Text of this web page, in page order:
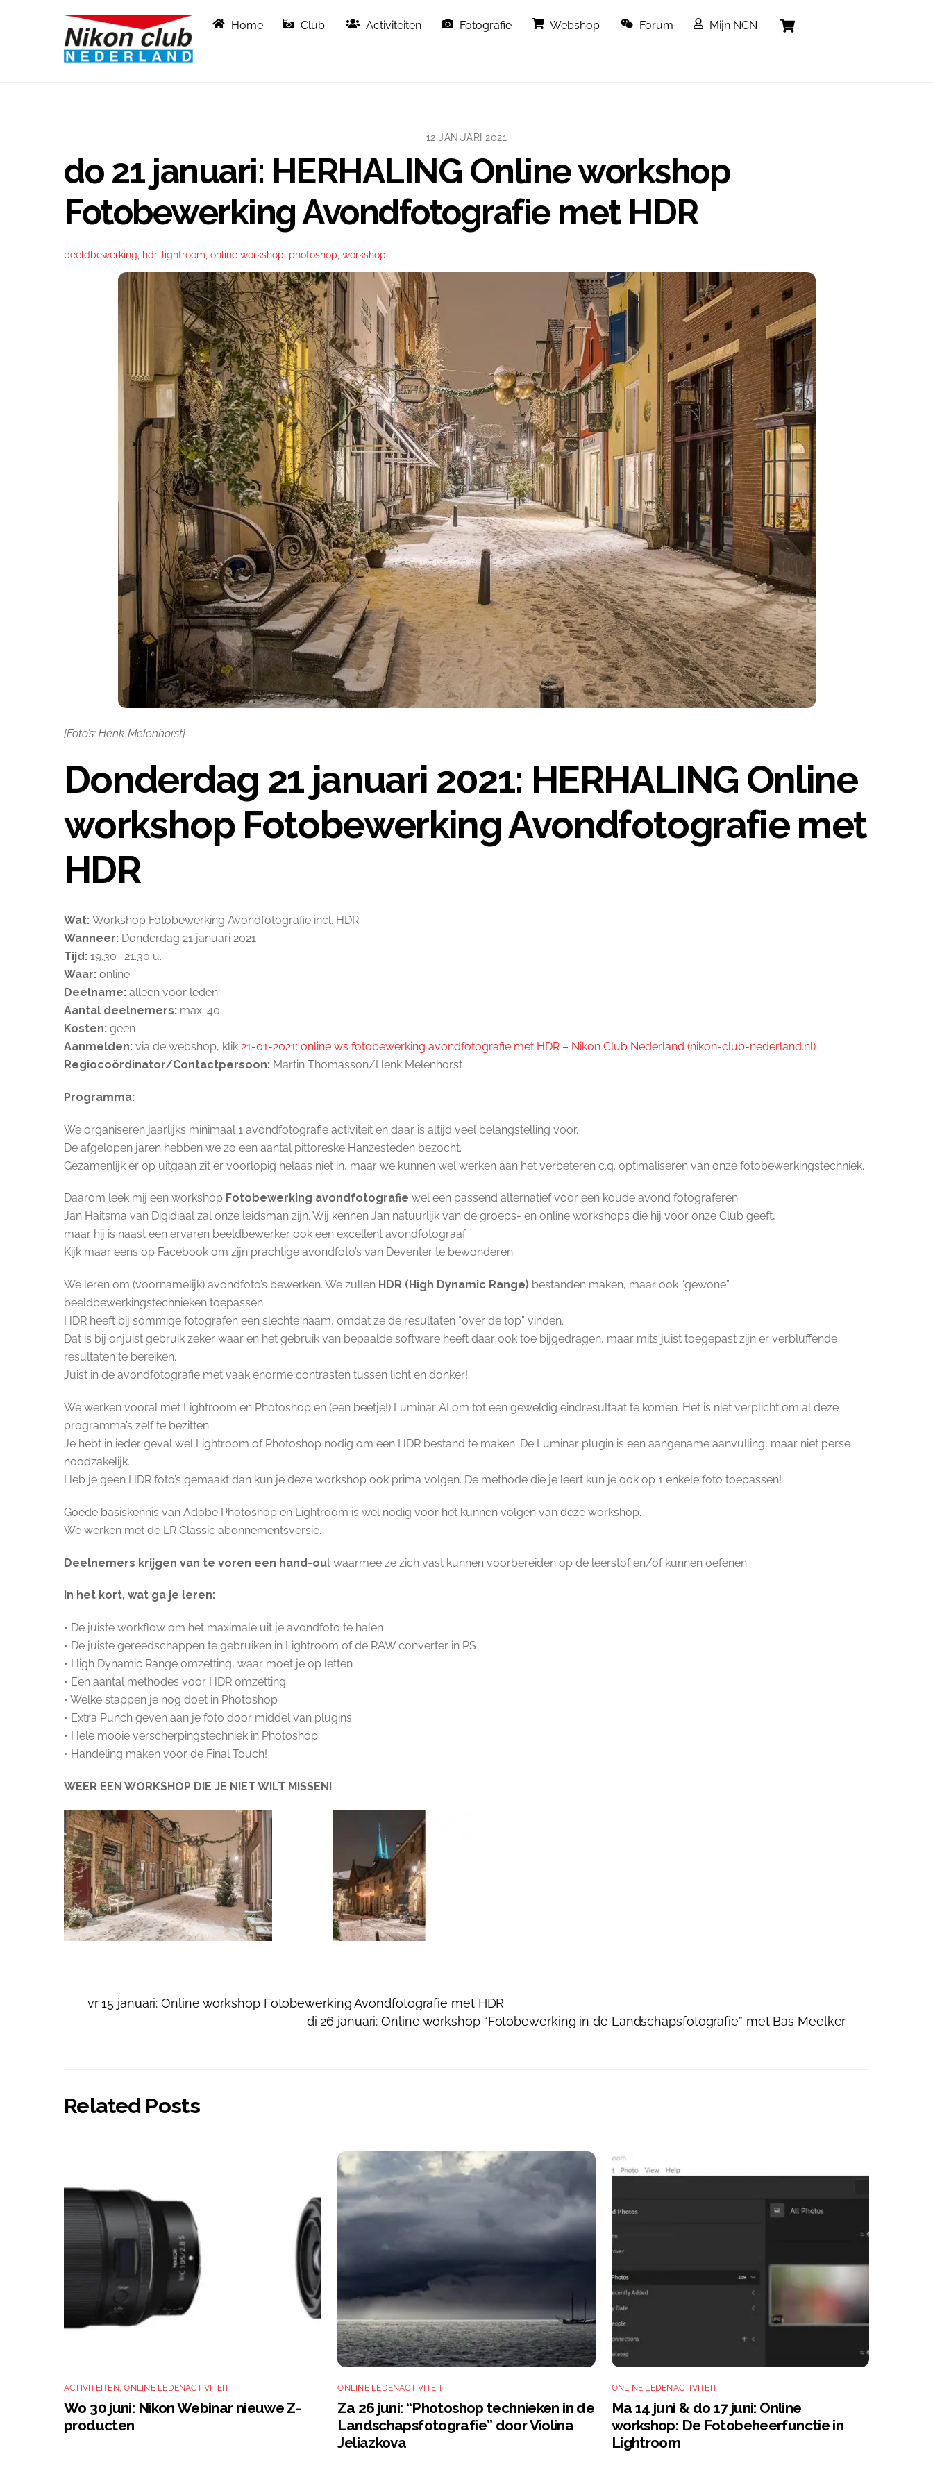
Home Club Activiteiten Fotografie Webshop Forum Mijn NCN
12 JANUARI 2021
do 21 januari: HERHALING Online workshop
Fotobewerking Avondfotografie met HDR
beeldbewerking hdr, lightroom online workshop photoshop workshop
[Foto’s: Henk Melenhorst]
Donderdag 21 januari 2021: HERHALING Online
workshop Fotobewerking Avondfotografie met
HDR
Wat: Workshop Fotobewerking Avondfotografie incl. HDR
Wanneer: Donderdag 21 januari 2021
Tijd: 19.30 -21.30 u.
Waar: online
Deelname: alleen voor leden
Aantal deelnemers: max. 40
Kosten: geen
Aanmelden: via de webshop, klik 21-01-2021: online ws fotobewerking avondfotografie met HDR – Nikon Club Nederland (nikon-club-nederland.nl)
Regiocoördinator/Contactpersoon: Martin Thomasson/Henk Melenhorst
Programma:
We organiseren jaarlijks minimaal 1 avondfotografie activiteit en daar is altijd veel belangstelling voor.
De afgelopen jaren hebben we zo een aantal pittoreske Hanzesteden bezocht.
Gezamenlijk er op uitgaan zit er voorlopig helaas niet in, maar we kunnen wel werken aan het verbeteren c.q. optimaliseren van onze fotobewerkingstechniek.
Daarom leek mij een workshop Fotobewerking avondfotografie wel een passend alternatief voor een koude avond fotograferen.
Jan Haitsma van Digidiaal zal onze leidsman zijn. Wij kennen Jan natuurlijk van de groeps- en online workshops die hij voor onze Club geeft,
maar hij is naast een ervaren beeldbewerker ook een excellent avondfotograaf.
Kijk maar eens op Facebook om zijn prachtige avondfoto’s van Deventer te bewonderen.
We leren om (voornamelijk) avondfoto’s bewerken. We zullen HDR (High Dynamic Range) bestanden maken, maar ook “gewone”
beeldbewerkingstechnieken toepassen.
HDR heeft bij sommige fotografen een slechte naam, omdat ze de resultaten “over de top” vinden.
Dat is bij onjuist gebruik zeker waar en het gebruik van bepaalde software heeft daar ook toe bijgedragen, maar mits juist toegepast zijn er verbluffende
resultaten te bereiken.
Juist in de avondfotografie met vaak enorme contrasten tussen licht en donker!
We werken vooral met Lightroom en Photoshop en (een beetje!) Luminar AI om tot een geweldig eindresultaat te komen. Het is niet verplicht om al deze
programma’s zelf te bezitten.
Je hebt in ieder geval wel Lightroom of Photoshop nodig om een HDR bestand te maken. De Luminar plugin is een aangename aanvulling, maar niet perse
noodzakelijk.
Heb je geen HDR foto’s gemaakt dan kun je deze workshop ook prima volgen. De methode die je leert kun je ook op 1 enkele foto toepassen!
Goede basiskennis van Adobe Photoshop en Lightroom is wel nodig voor het kunnen volgen van deze workshop.
We werken met de LR Classic abonnementsversie.
Deelnemers krijgen van te voren een hand-out waarmee ze zich vast kunnen voorbereiden op de leerstof en/of kunnen oefenen.
In het kort, wat ga je leren:
• De juiste workflow om het maximale uit je avondfoto te halen
• De juiste gereedschappen te gebruiken in Lightroom of de RAW converter in PS
• High Dynamic Range omzetting, waar moet je op letten
• Een aantal methodes voor HDR omzetting
• Welke stappen je nog doet in Photoshop
• Extra Punch geven aan je foto door middel van plugins
• Hele mooie verscherpingstechniek in Photoshop
• Handeling maken voor de Final Touch!
WEER EEN WORKSHOP DIE JE NIET WILT MISSEN!
vr 15 januari: Online workshop Fotobewerking Avondfotografie met HDR
di 26 januari: Online workshop “Fotobewerking in de Landschapsfotografie” met Bas Meelker
Related Posts
ACTIVITEITEN,ONLINE LEDENACTIVITEIT
Wo 30 juni: Nikon Webinar nieuwe Z-
producten
ONLINE LEDENACTIVITEIT
Za 26 juni: “Photoshop technieken in de
Landschapsfotografie” door Violina
Jeliazkova
ONLINE LEDENACTIVITEIT
Ma 14 juni & do 17 juni: Online
workshop: De Fotobeheerfunctie in
Lightroom
To